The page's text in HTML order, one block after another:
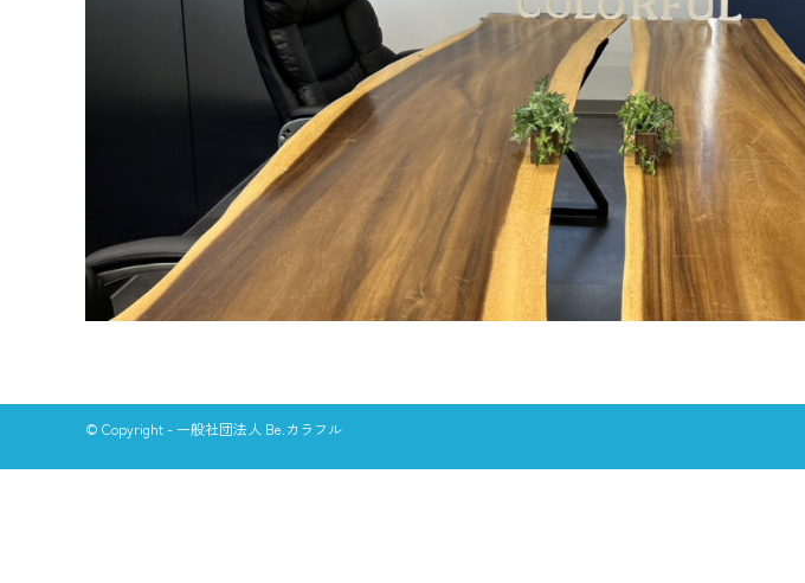
© Copyright - 一般社団法人 Be.カラフル